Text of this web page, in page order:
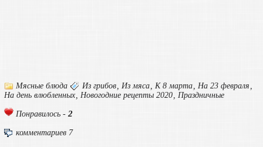
Мясные блюда Из грибов Из мяса К 8 марта На 23 февраля
На день влюбленных
Новогодние рецепты 2020 Праздничные
Понравилось -2
комментариев 7